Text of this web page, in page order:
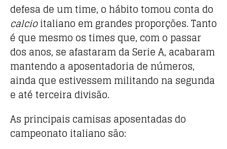
defesa de um time, o hábito tomou conta do
calcioitaliano em grandes proporções. Tanto
é que mesmo os times que, com o passar
dos anos, se afastaram da Serie A, acabaram
mantendo a aposentadoria de números,
ainda que estivessem militando na segunda
e até terceira divisão.
As principais camisas aposentadas do
campeonato italiano são: